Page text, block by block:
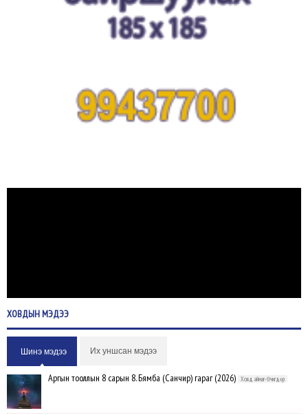
ХОВДЫНМЭДЭЭ
Шинэ мэдээ Их уншсан мэдээ
Аргын тооллын 8 сарын 8. Бямба (Санчир) гараг (2026) Ховд аймаг-Өчигдөр